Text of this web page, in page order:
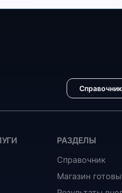
Справочник
РАЗДЕЛЫ
Справочник
Магазин